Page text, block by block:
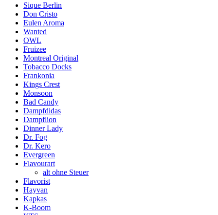
Sique Berlin
Don Cristo
Eulen Aroma
Wanted
OWL
Fruizee
Montreal Original
Tobacco Docks
Frankonia
Kings Crest
Monsoon
Bad Candy
Dampfdidas
Dampflion
Dinner Lady
Dr. Fog
Dr. Kero
Evergreen
Flavourart
alt ohne Steuer
Flavorist
Hayvan
Kapkas
K-Boom